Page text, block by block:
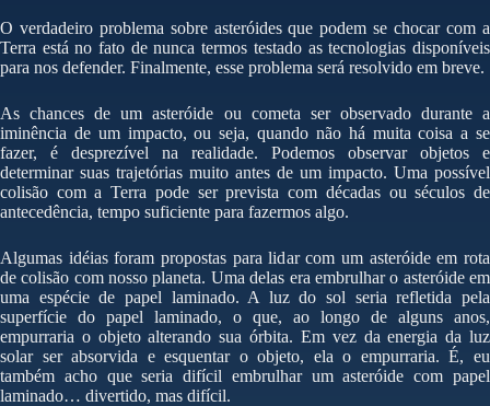
O verdadeiro problema sobre asteróides que podem se chocar com a
Terra está no fato de nunca termos testado as tecnologias disponíveis
para nos defender. Finalmente, esse problema será resolvido em breve.
As chances de um asteróide ou cometa ser observado durante a
iminência de um impacto, ou seja, quando não há muita coisa a se
fazer, é desprezível na realidade. Podemos observar objetos e
determinar suas trajetórias muito antes de um impacto. Uma possível
colisão com a Terra pode ser prevista com décadas ou séculos de
antecedência, tempo suficiente para fazermos algo.
Algumas idéias foram propostas para lidar com um asteróide em rota
de colisão com nosso planeta. Uma delas era embrulhar o asteróide em
uma espécie de papel laminado. A luz do sol seria refletida pela
superfície do papel laminado, o que, ao longo de alguns anos,
empurraria o objeto alterando sua órbita. Em vez da energia da luz
solar ser absorvida e esquentar o objeto, ela o empurraria. É, eu
também acho que seria difícil embrulhar um asteróide com papel
laminado… divertido, mas difícil.